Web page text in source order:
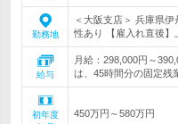
勤務地
＜大阪支店＞ 兵庫県
性あり 【雇入れ直後】
給与
月給：298,000円～
は、45時間分の固定残
初年度
450万円～580万円